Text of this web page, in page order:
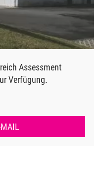
Assessment
Verfügung.
MAIL